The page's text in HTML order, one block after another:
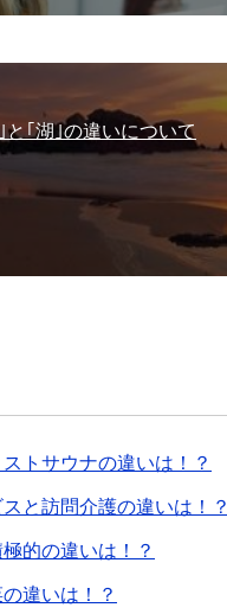
と｢湖｣の違いについて
トサウナの違いは！？
と訪問介護の違いは！？
的の違いは！？
違いは！？